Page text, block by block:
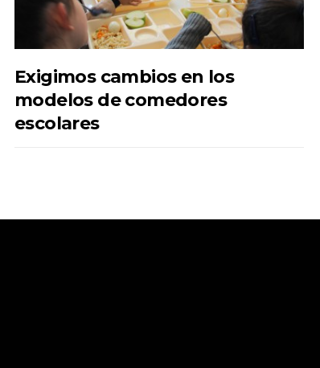
Exigimos cambios en los
modelos de comedores
escolares